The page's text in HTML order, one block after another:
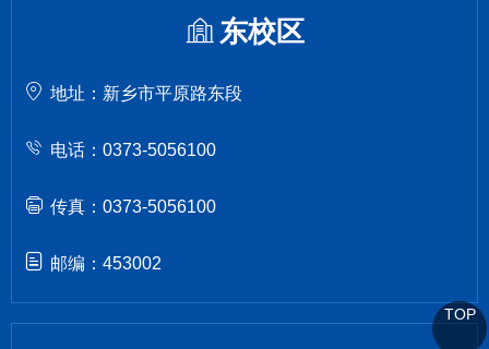
东校区
地址：新乡市平原路东段
电话：0373-5056100
传真：0373-5056100
邮编：453002
TOP